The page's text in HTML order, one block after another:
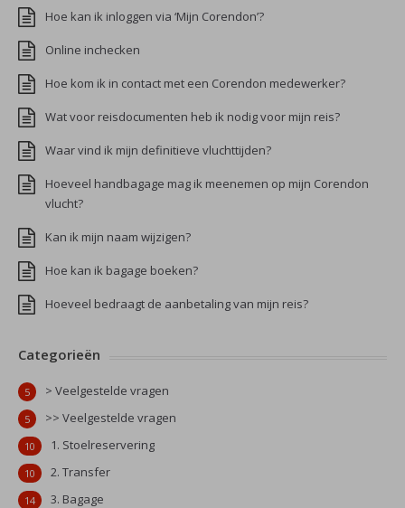
Hoe kan ik inloggen via ‘Mijn Corendon’?
Online inchecken
Hoe kom ik in contact met een Corendon medewerker?
Wat voor reisdocumenten heb ik nodig voor mijn reis?
Waar vind ik mijn definitieve vluchttijden?
Hoeveel handbagage mag ik meenemen op mijn Corendon
vlucht?
Kan ik mijn naam wijzigen?
Hoe kan ik bagage boeken?
Hoeveel bedraagt de aanbetaling van mijn reis?
Categorieën
> Veelgestelde vragen
5
>> Veelgestelde vragen
5
1. Stoelreservering
10
2. Transfer
10
3. Bagage
14